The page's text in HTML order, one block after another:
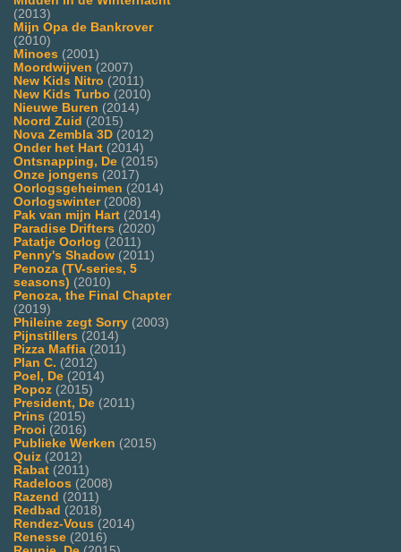
(2013)
Mijn Opa de Bankrover
(2010)
Minoes (2001)
Moordwijven (2007)
New Kids Nitro (2011)
New Kids Turbo (2010)
Nieuwe Buren (2014)
Noord Zuid (2015)
Nova Zembla 3D (2012)
Onder het Hart (2014)
Ontsnapping, De (2015)
Onze jongens (2017)
Oorlogsgeheimen (2014)
Oorlogswinter(2008)
Pak van mijn Hart (2014)
Paradise Drifters (2020)
Patatje Oorlog (2011)
Penny's Shadow (2011)
Penoza (TV-series, 5
seasons) (2010)
Penoza, the Final Chapter
(2019)
Phileine zegt Sorry (2003)
Pijnstillers (2014)
Pizza Maffia (2011)
Plan C. (2012)
Poel, De (2014)
Popoz (2015)
President, De (2011)
Prins (2015)
Prooi (2016)
Publieke Werken (2015)
Quiz (2012)
Rabat (2011)
Radeloos (2008)
Razend (2011)
Redbad (2018)
Rendez-Vous (2014)
Renesse (2016)